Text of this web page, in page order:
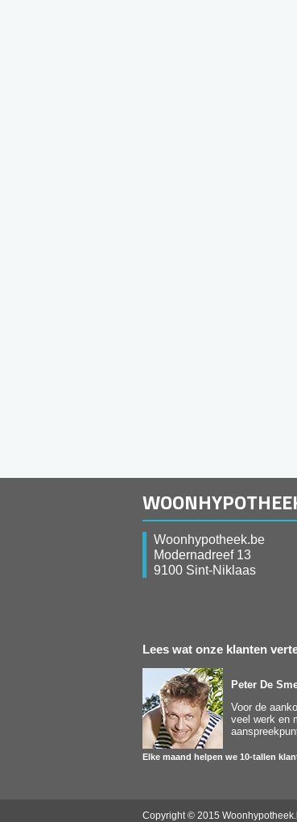
Woonhypotheek.be
Modernadreef 13
9100 Sint-Niklaas
Lees wat onze klanten
Peter De
Voor de
veel werk en
Elke maand helpen we 10-tallen
Copyright © 2015